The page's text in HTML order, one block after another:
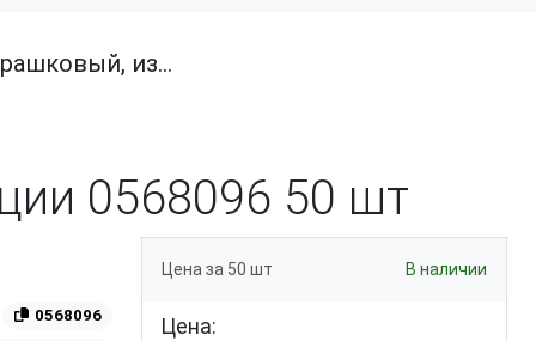
из нержавеющей стали A2
0568096 50 шт
0568096
Цена за 50 шт В наличии
Цена: